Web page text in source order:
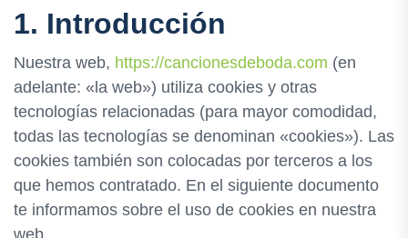
1. Introducción
Nuestra web, https://cancionesdeboda.com (en
adelante: «la web») utiliza cookies y otras
tecnologías relacionadas (para mayor comodidad,
todas las tecnologías se denominan «cookies»). Las
cookies también son colocadas por terceros a los
que hemos contratado. En el siguiente documento
te informamos sobre el uso de cookies en nuestra